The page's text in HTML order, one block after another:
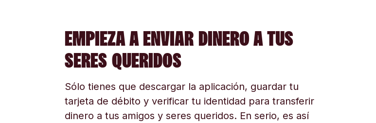
EMPIEZA A ENVIAR DINERO A TUS
SERES QUERIDOS
Sólo tienes que descargar la aplicación, guardar tu
tarjeta de débito y verificar tu identidad para transferir
dinero a tus amigos y seres queridos. En serio, es así